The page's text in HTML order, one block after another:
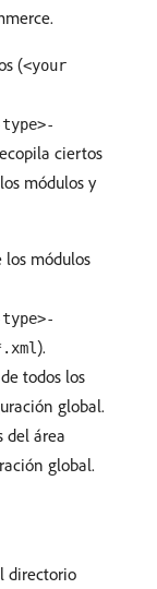
(<your
type>-
ciertos
módulos y
los módulos
type>-
).
todos los
global.
del área
global.
directorio